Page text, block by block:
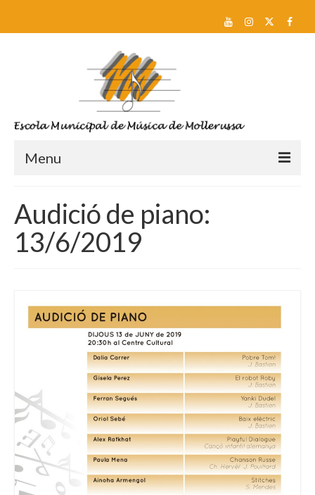
Menu
Escola
Sobre nosaltres
Pla d’estudis
Consell Escolar
Calendari escolar
Documentació
Lloguer d’instruments
Taxes
Audició de piano:
13/6/2019